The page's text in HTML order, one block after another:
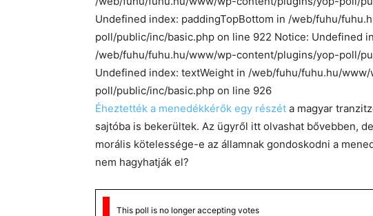
Undefined index: paddingTopBottom in /web/fuhu/
poll/public/inc/basic.php on line 922 Notice: Undefined
/web/fuhu/fuhu.hu/www/wp-content/plugins/yop-poll/
Undefined index: textWeight in /web/fuhu/fuhu.hu/
poll/public/inc/basic.php on line 926
Éheztették a menedékkérők egy részét a magyar
sajtóba is bekerültek. Az ügyről itt olvashat bővebben,
morális kötelessége-e az államnak gondoskodni a
nem hagyhatják el?
This poll is no longer accepting votes